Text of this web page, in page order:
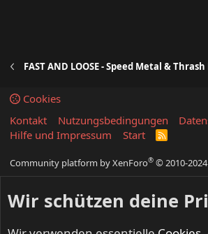
FAST AND LOOSE - Speed Metal &
Cookies
Kontakt
Nutzungsbedingungen
Hilfe und Impressum
Start
R
S
Community platform by XenForo® © 2010-
Wir schützen deine